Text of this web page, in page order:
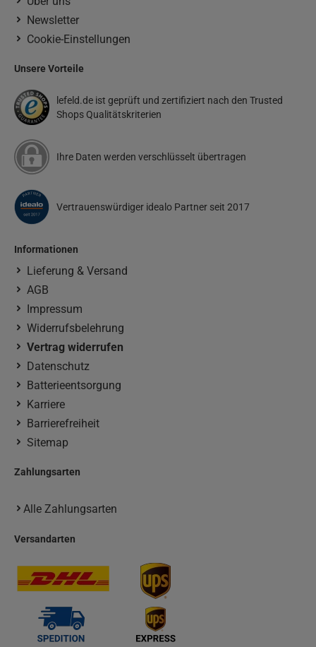
Newsletter
Cookie-Einstellungen
Unsere Vorteile
lefeld.de ist geprüft und zertifiziert nach den Trusted
Shops Qualitätskriterien
Ihre Daten werden verschlüsselt übertragen
Vertrauenswürdiger idealo Partner seit 2017
Informationen
Lieferung & Versand
AGB
Impressum
Widerrufsbelehrung
Vertrag widerrufen
Datenschutz
Batterieentsorgung
Karriere
Barrierefreiheit
Sitemap
Zahlungsarten
Alle Zahlungsarten
Versandarten